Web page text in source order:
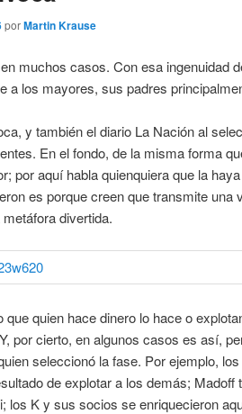
porMartin Krause
muchos casos. Con esa ingenuidad
a los mayores, sus padres
y también el diario La Nación al
En el fondo, de la misma forma
por aquí habla quienquiera que la
es porque creen que transmite una
divertida.
que quien hace dinero lo hace o
por cierto, en algunos casos es así,
seleccionó la fase. Por ejemplo,
de explotar a los demás; Madoff
los K y sus socios se enriquecieron